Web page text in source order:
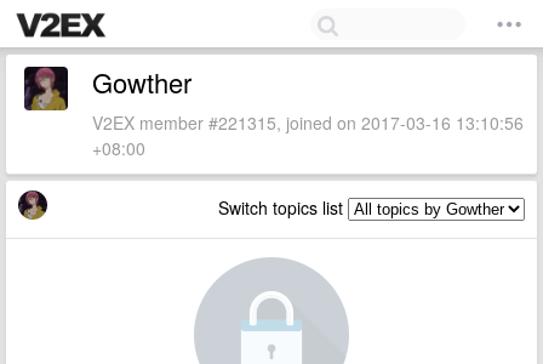
Gowther
V2EX member #221315, joined on 2017-03-16 13:10:56
+08:00
Switch topics list